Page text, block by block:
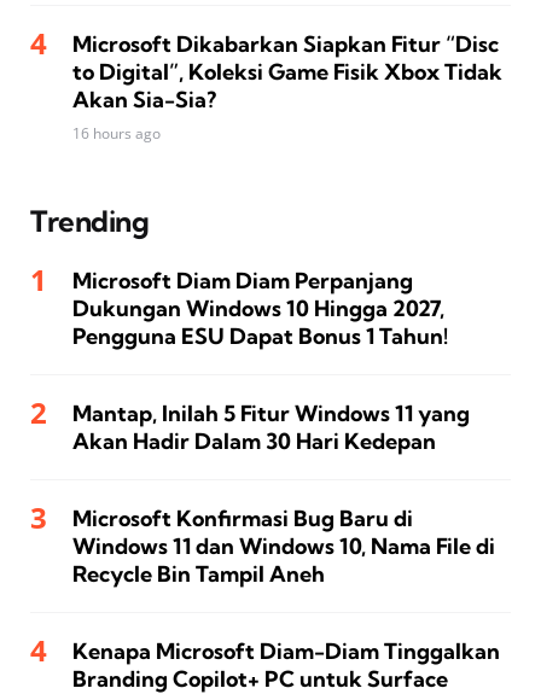
Microsoft Dikabarkan Siapkan Fitur “Disc
to Digital”, Koleksi Game Fisik Xbox Tidak
Akan Sia-Sia?
16 hours ago
Trending
Microsoft Diam Diam Perpanjang
Dukungan Windows 10 Hingga 2027,
Pengguna ESU Dapat Bonus 1 Tahun!
Mantap, Inilah 5 Fitur Windows 11 yang
Akan Hadir Dalam 30 Hari Kedepan
Microsoft Konfirmasi Bug Baru di
Windows 11 dan Windows 10, Nama File di
Recycle Bin Tampil Aneh
Kenapa Microsoft Diam-Diam Tinggalkan
Branding Copilot+ PC untuk Surface